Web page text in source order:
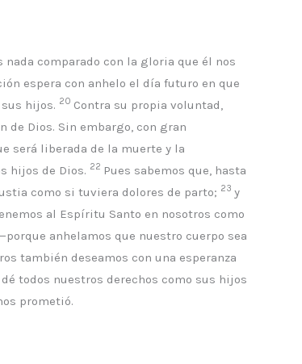
comparado con la gloria que él nos
espera con anhelo el día futuro en que
hijos. 20 Contra su propia voluntad,
de Dios. Sin embargo, con gran
será liberada de la muerte y la
hijos de Dios. 22 Pues sabemos que, hasta
como si tuviera dolores de parto; 23y
al Espíritu Santo en nosotros como
anhelamos que nuestro cuerpo sea
también deseamos con una esperanza
todos nuestros derechos como sus hijos
prometió.